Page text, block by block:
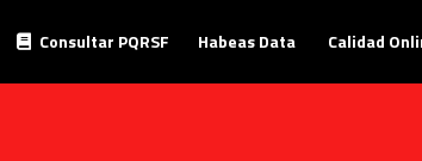
Habeas Data Calidad
Consultar PQRSF